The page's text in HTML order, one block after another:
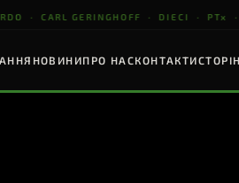
· CARL GERINGHOFF · DIECI ·
НОВИНИПРО НАСКОНТАКТИ